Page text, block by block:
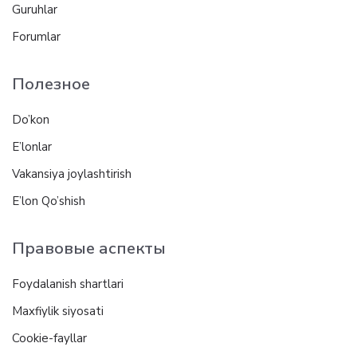
Guruhlar
Forumlar
Полезное
Do’kon
E’lonlar
Vakansiya joylashtirish
E’lon Qo’shish
Правовые аспекты
Foydalanish shartlari
Maxfiylik siyosati
Cookie-fayllar